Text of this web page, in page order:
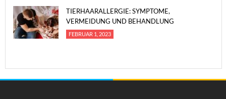
TIERHAARALLERGIE: SYMPTOME,
VERMEIDUNG UND BEHANDLUNG
FEBRUAR 1, 2023